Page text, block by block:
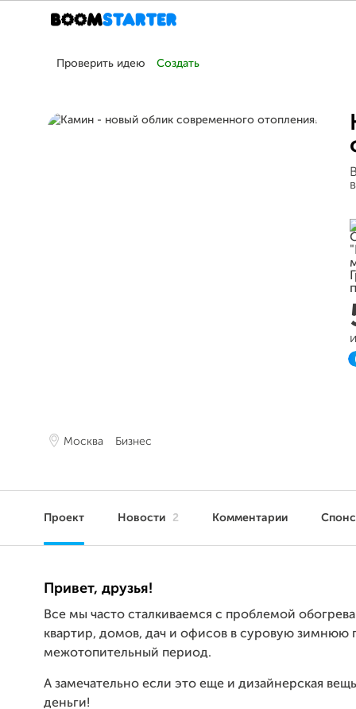
Проверить идею Создать
Москва Бизнес
Проект Новости 2 Комментарии
Привет, друзья!
Все мы часто сталкиваемся с проблемой
квартир, домов, дач и офисов в суровую зимнюю
межотопительный период.
А замечательно если это еще и дизайнерская
деньги!